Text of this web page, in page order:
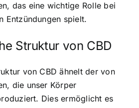
das eine wichtige Rolle bei
Entzündungen spielt.
Struktur von CBD
von CBD ähnelt der von
die unser Körper
Dies ermöglicht es